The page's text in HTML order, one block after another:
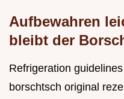
Aufbewahren
bleibt der
Refrigeration
borschtsch original